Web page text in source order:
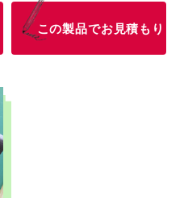
この製品でお見積もり